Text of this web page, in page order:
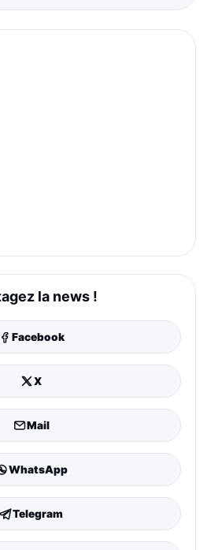
la news !
Facebook
X
Mail
WhatsApp
Telegram